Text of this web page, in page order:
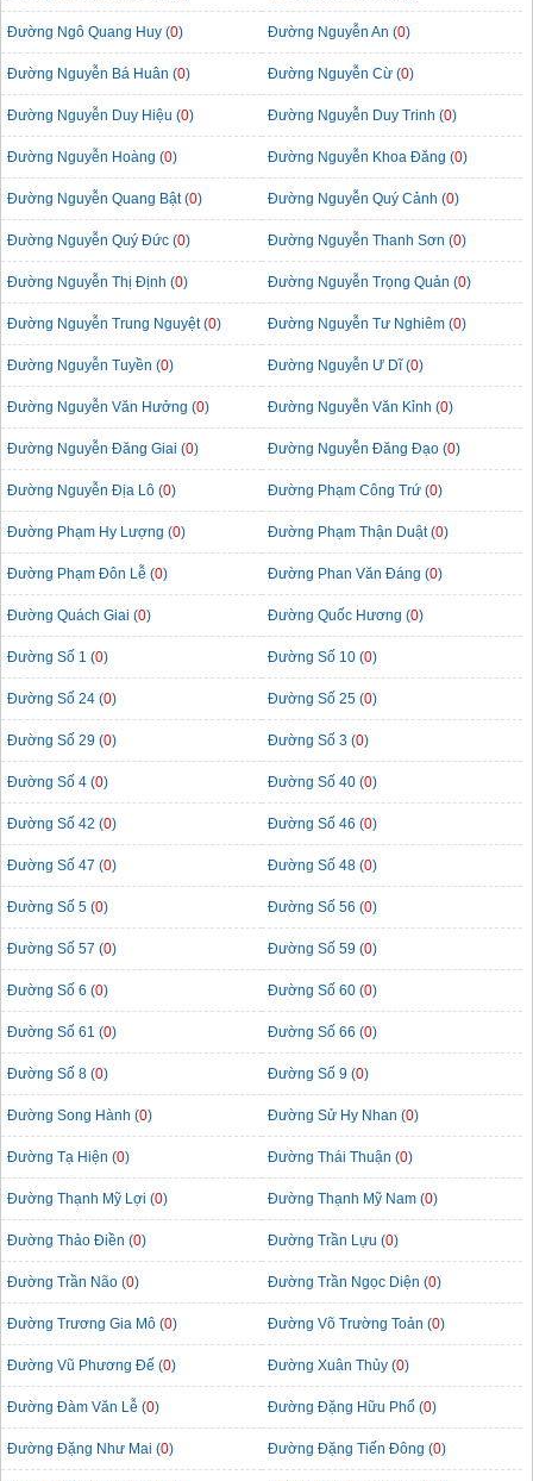
Đường Ngô Quang Huy (0) Đường Nguyễn An (0)
Đường Nguyễn Bá Huân (0) Đường Nguyễn Cừ (0)
Đường Nguyễn Duy Hiệu (0) Đường Nguyễn Duy Trinh (0)
Đường Nguyễn Hoàng (0) Đường Nguyễn Khoa Đăng (0)
Đường Nguyễn Quang Bật (0) Đường Nguyễn Quý Cảnh (0)
Đường Nguyễn Quý Đức (0) Đường Nguyễn Thanh Sơn (0)
Đường Nguyễn Thị Định (0) Đường Nguyễn Trọng Quản (0)
Đường Nguyễn Trung Nguyệt (0) Đường Nguyễn Tư Nghiêm (0)
Đường Nguyễn Tuyền (0) Đường Nguyễn Ư Dĩ (0)
Đường Nguyễn Văn Hưởng (0) Đường Nguyễn Văn Kỉnh (0)
Đường Nguyễn Đăng Giai (0) Đường Nguyễn Đăng Đạo (0)
Đường Nguyễn Địa Lô (0) Đường Phạm Công Trứ (0)
Đường Phạm Hy Lượng (0) Đường Phạm Thận Duật (0)
Đường Phạm Đôn Lễ (0) Đường Phan Văn Đáng (0)
Đường Quách Giai (0) Đường Quốc Hương (0)
Đường Số 1 (0) Đường Số 10 (0)
Đường Số 24 (0) Đường Số 25 (0)
Đường Số 29 (0) Đường Số 3 (0)
Đường Số 4 (0) Đường Số 40 (0)
Đường Số 42 (0) Đường Số 46 (0)
Đường Số 47 (0) Đường Số 48 (0)
Đường Số 5 (0) Đường Số 56 (0)
Đường Số 57 (0) Đường Số 59 (0)
Đường Số 6 (0) Đường Số 60 (0)
Đường Số 61 (0) Đường Số 66 (0)
Đường Số 8 (0) Đường Số 9 (0)
Đường Song Hành (0) Đường Sử Hy Nhan (0)
Đường Tạ Hiện (0) Đường Thái Thuận (0)
Đường Thạnh Mỹ Lợi (0) Đường Thạnh Mỹ Nam (0)
Đường Thảo Điền (0) Đường Trần Lựu (0)
Đường Trần Não (0) Đường Trần Ngọc Diện (0)
Đường Trương Gia Mô (0) Đường Võ Trường Toản (0)
Đường Vũ Phương Đế (0) Đường Xuân Thủy (0)
Đường Đàm Văn Lễ (0) Đường Đặng Hữu Phổ (0)
Đường Đặng Như Mai (0) Đường Đặng Tiến Đông (0)